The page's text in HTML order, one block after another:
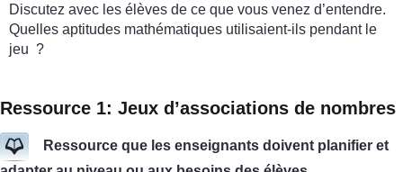
Discutez avec les élèves de ce que vous venez d’entendre.
Quelles aptitudes mathématiques utilisaient-ils pendant le
jeu ?
Ressource 1: Jeux d’associations de nombres
Ressource que les enseignants doivent planifier et